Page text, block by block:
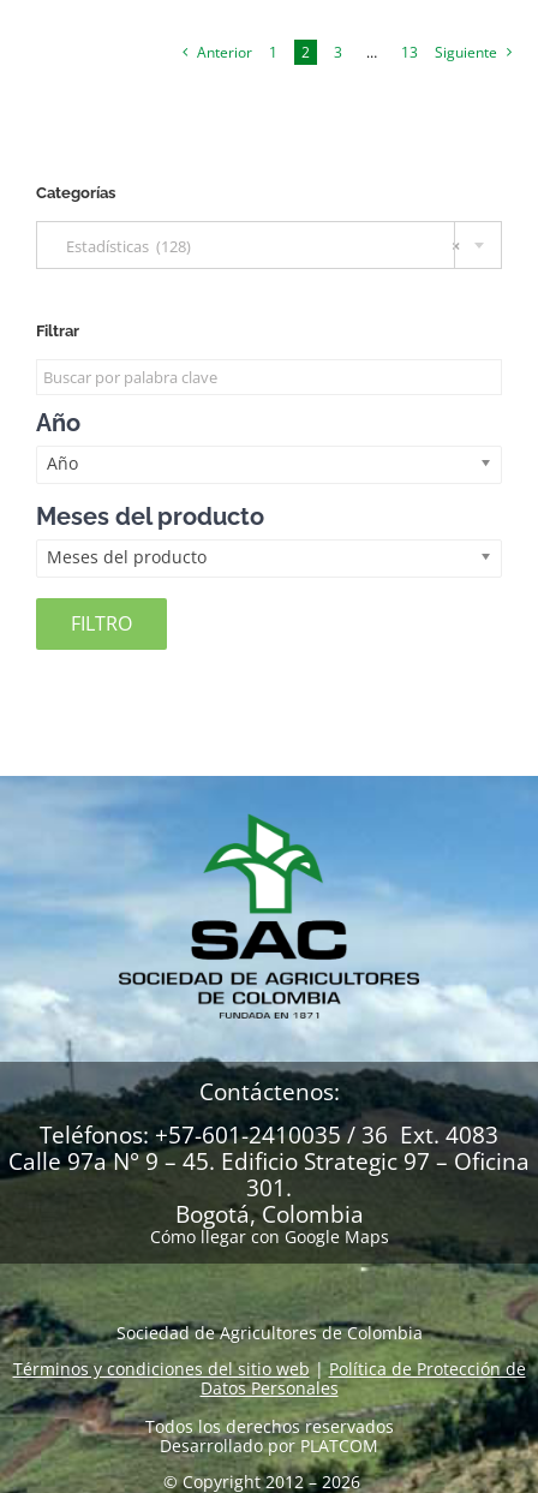
Anterior 1 2 3 … 13 Siguiente
Categorías
×
Estadísticas (128)
Filtrar
Año
Año
Meses del producto
Meses del producto
FILTRO
Contáctenos:
Teléfonos: +57-601-2410035 / 36 Ext. 4083
Calle 97a N° 9 – 45. Edificio Strategic 97 – Oficina
301.
Bogotá, Colombia
Cómo llegar con Google Maps
Sociedad de Agricultores de Colombia
Términos y condiciones del sitio web|Política de Protección de
Datos Personales
Todos los derechos reservados
Desarrollado por PLATCOM
© Copyright 2012 – 2026